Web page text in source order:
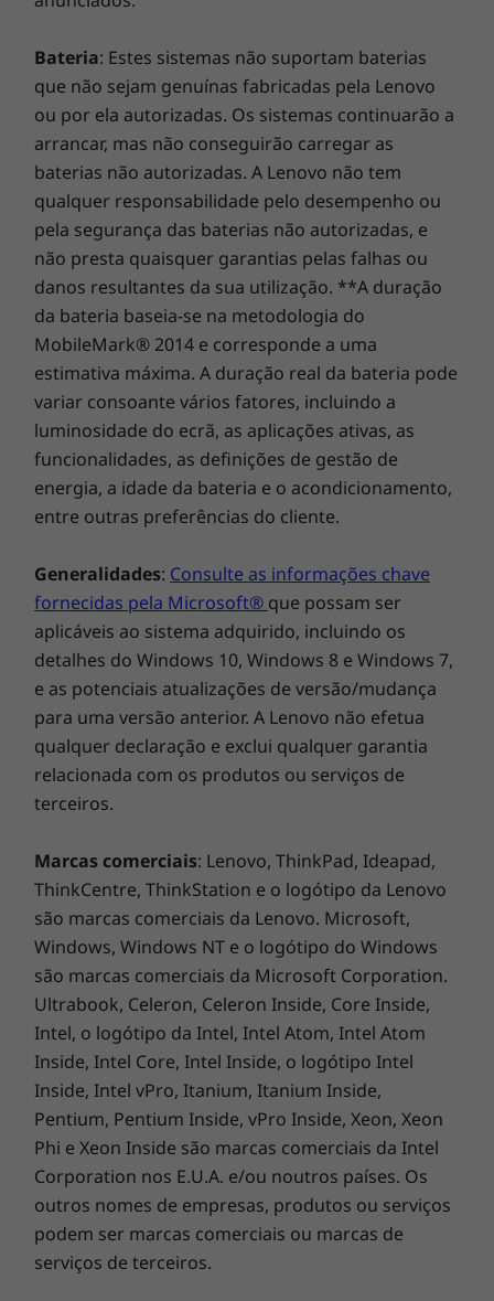
Potente armazenamento híbrido
Escolha entre o amplo armazenamento HDD
SATA até 2 TB ou o armazenamento híbrido
que melhora o desempenho, com SSD PCIe até
128 GB + HDD SATA de 1 TB. Terá espaço mais
fotografias, filmes e muito mais - sem gastos
adicionais.
Otimize o seu dia com o Windows 10
O Ideapad 320 inclui o Windows 10 Home, que
disponibiliza uma série de novas
funcionalidades fantásticas. Procura um
restaurante indiano perto de si ou precisa de
sugestões de prendas? Pergunte à Cortana, a
trabalha com mais de mil aplicações e serviços
para assegurar que terá sempre as respostas
que precisa. Melhor ainda, é compatível com
todos os seus dispositivos Windows 10 para se
manter organizado.
excelência reside na combinação do desempenho e da
Bateria: Estes sistemas não suportam baterias
que não sejam genuínas fabricadas pela Lenovo
ou por ela autorizadas. Os sistemas continuarão a
arrancar, mas não conseguirão carregar as
baterias não autorizadas. A Lenovo não tem
qualquer responsabilidade pelo desempenho ou
pela segurança das baterias não autorizadas, e
não presta quaisquer garantias pelas falhas ou
danos resultantes da sua utilização. **A duração
da bateria baseia-se na metodologia do
MobileMark® 2014 e corresponde a uma
estimativa máxima. A duração real da bateria pode
variar consoante vários fatores, incluindo a
luminosidade do ecrã, as aplicações ativas, as
funcionalidades, as definições de gestão de
energia, a idade da bateria e o acondicionamento,
entre outras preferências do cliente.
Generalidades: Consulte as informações chave
fornecidas pela Microsoft® que possam ser
aplicáveis ao sistema adquirido, incluindo os
detalhes do Windows 10, Windows 8 e Windows 7,
e as potenciais atualizações de versão/mudança
para uma versão anterior. A Lenovo não efetua
qualquer declaração e exclui qualquer garantia
relacionada com os produtos ou serviços de
terceiros.
Marcas comerciais: Lenovo, ThinkPad, Ideapad,
ThinkCentre, ThinkStation e o logótipo da Lenovo
são marcas comerciais da Lenovo. Microsoft,
Windows, Windows NT e o logótipo do Windows
são marcas comerciais da Microsoft Corporation.
Ultrabook, Celeron, Celeron Inside, Core Inside,
Intel, o logótipo da Intel, Intel Atom, Intel Atom
Inside, Intel Core, Intel Inside, o logótipo Intel
Inside, Intel vPro, Itanium, Itanium Inside,
Pentium, Pentium Inside, vPro Inside, Xeon, Xeon
Phi e Xeon Inside são marcas comerciais da Intel
Corporation nos E.U.A. e/ou noutros países. Os
outros nomes de empresas, produtos ou serviços
podem ser marcas comerciais ou marcas de
serviços de terceiros.